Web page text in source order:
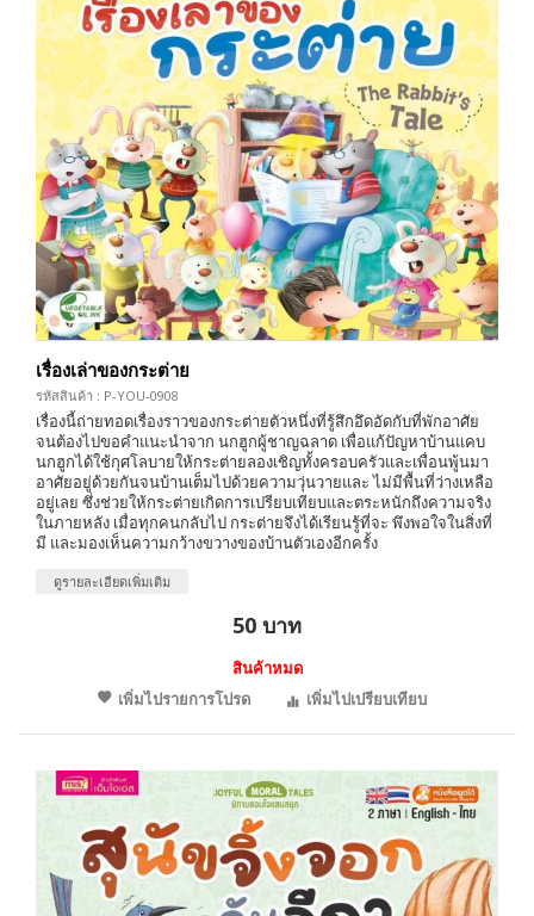
เรื่องเล่าของกระต่าย
รหัสสินค้า : P-YOU-0908
เรื่องนี้ถ่ายทอดเรื่องราวของกระต่ายตัวหนึ่งที่รู้สึกอึดอัดกับที่พักอาศัย
จนต้องไปขอคำแนะนำจาก นกฮูกผู้ชาญฉลาด เพื่อแก้ปัญหาบ้านแคบ
นกฮูกได้ใช้กุศโลบายให้กระต่ายลองเชิญทั้งครอบครัวและเพื่อนพู้นมา
อาศัยอยู่ด้วยกันจนบ้านเต็มไปด้วยความวุ่นวายและ ไม่มีพื้นที่ว่างเหลือ
อยู่เลย ซึ่งช่วยให้กระต่ายเกิดการเปรียบเทียบและตระหนักถึงความจริง
ในภายหลัง เมื่อทุกคนกลับไป กระต่ายจึงได้เรียนรู้ที่จะ พึงพอใจในสิ่งที่
มี และมองเห็นความกว้างขวางของบ้านตัวเองอีกครั้ง
ดูรายละเอียดเพิ่มเติม
50 บาท
สินค้าหมด
เพิ่มไปรายการโปรด
เพิ่มไปเปรียบเทียบ